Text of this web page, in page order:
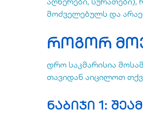
მოძველებულს და
როგორ
დრო საკმარისია
თავიდან აიცილოთ
ნაბიჯი 1: